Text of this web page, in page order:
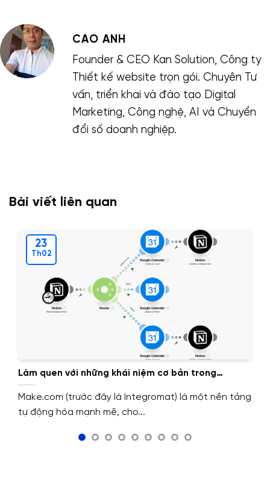
CAO ANH
Founder & CEO Kan Solution, Công ty
Thiết kế website trọn gói. Chuyên Tư
vấn, triển khai và đào tạo Digital
Marketing, Công nghệ, AI và Chuyển
đổi số doanh nghiệp.
Bài viết liên quan
Làm quen với những khái niệm cơ bản trong
Make.com
Make.com (trước đây là Integromat) là một nền tảng
tự động hóa mạnh mẽ, cho...
23
Th02